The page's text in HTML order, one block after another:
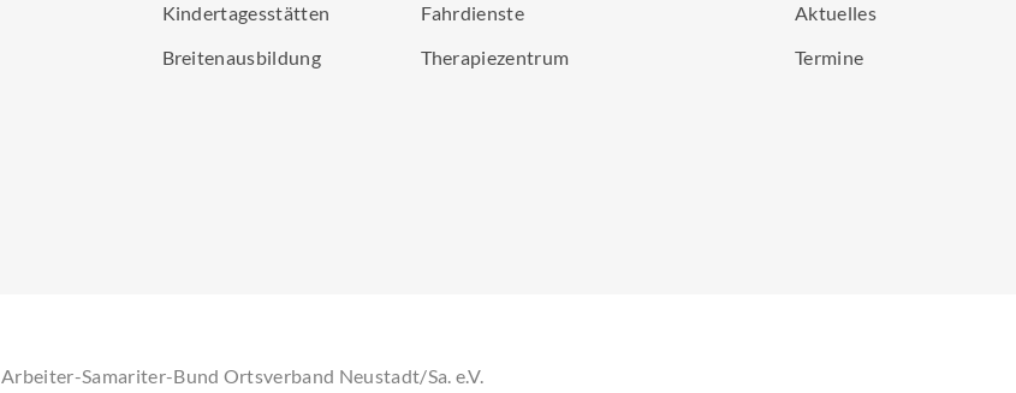
Kindertagesstätten
Breitenausbildung
Fahrdienste
Therapiezentrum
Aktuelles
Termine
Arbeiter-Samariter-Bund Ortsverband Neustadt/Sa. e.V.